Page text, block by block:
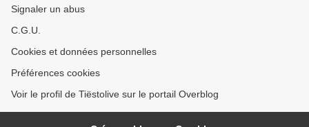
Signaler un abus
C.G.U.
Cookies et données personnelles
Préférences cookies
Voir le profil de Tiëstolive sur le portail Overblog